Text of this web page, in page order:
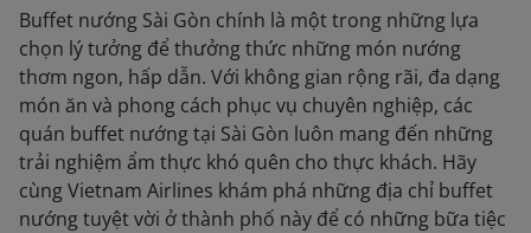
Buffet nướng Sài Gòn chính là một trong những lựa
chọn lý tưởng để thưởng thức những món nướng
thơm ngon, hấp dẫn. Với không gian rộng rãi, đa dạng
món ăn và phong cách phục vụ chuyên nghiệp, các
quán buffet nướng tại Sài Gòn luôn mang đến những
trải nghiệm ẩm thực khó quên cho thực khách. Hãy
cùng Vietnam Airlines khám phá những địa chỉ buffet
nướng tuyệt vời ở thành phố này để có những bữa tiệc